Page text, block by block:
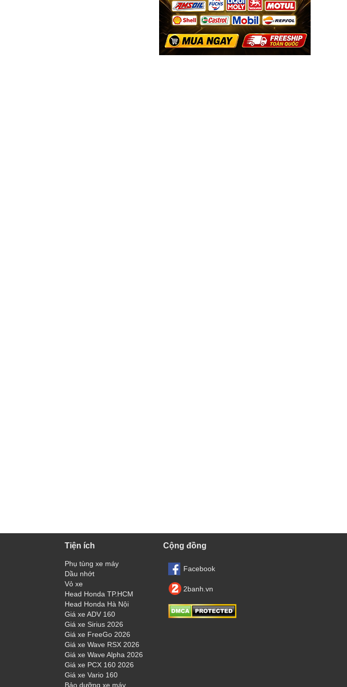
Tiện ích
Phụ tùng xe máy
Dầu nhớt
Vỏ xe
Head Honda TP.HCM
Head Honda Hà Nội
Giá xe ADV 160
Giá xe Sirius 2026
Giá xe FreeGo 2026
Giá xe Wave RSX 2026
Giá xe Wave Alpha 2026
Giá xe PCX 160 2026
Giá xe Vario 160
Bảo dưỡng xe máy
Cộng đồng
Facebook
2banh.vn